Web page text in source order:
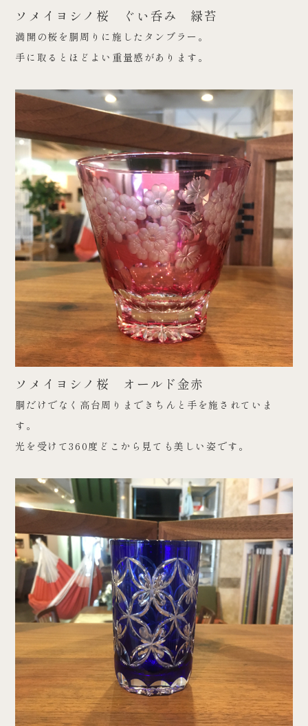
ソメイヨシノ桜 ぐい呑み 緑苔
満開の桜を胴周りに施したタンブラー。
手に取るとほどよい重量感があります。
ソメイヨシノ桜 オールド金赤
胴だけでなく高台周りまできちんと手を施されていま
す。
光を受けて360度どこから見ても美しい姿です。